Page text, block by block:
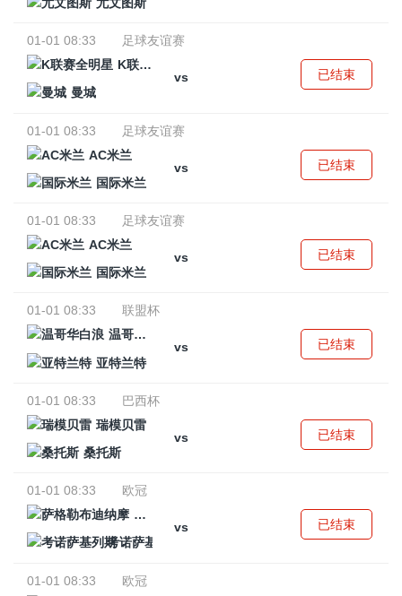
01-01 08:33
足球友谊赛
K联赛全明星
vs
曼城
已结束
01-01 08:33
足球友谊赛
AC米兰
vs
国际米兰
已结束
01-01 08:33
足球友谊赛
AC米兰
vs
国际米兰
已结束
01-01 08:33
联盟杯
温哥华白浪
vs
亚特兰特
已结束
01-01 08:33
巴西杯
瑞模贝雷
vs
桑托斯
已结束
01-01 08:33
欧冠
萨格勒布迪纳摩
vs
考诺萨基列斯
已结束
01-01 08:33
欧冠